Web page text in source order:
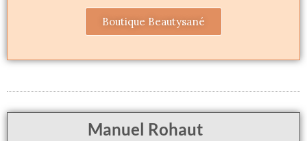
Boutique Beautysané
Manuel Rohaut